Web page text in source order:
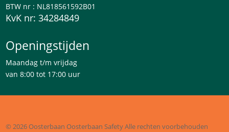
BTW nr : NL818561592B01
KvK nr: 34284849
Openingstijden
Maandag t/m vrijdag
van 8:00 tot 17:00 uur
© 2026 OosterbaanOosterbaan SafetyAlle rechten voorbehouden